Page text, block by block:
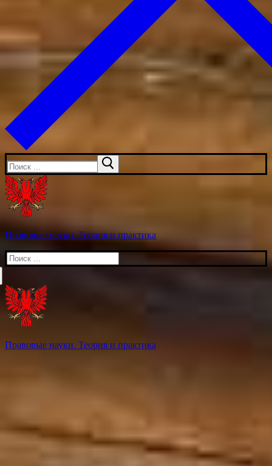
Искать:
Правовые науки. Теория и практика
Искать:
Правовые науки. Теория и практика